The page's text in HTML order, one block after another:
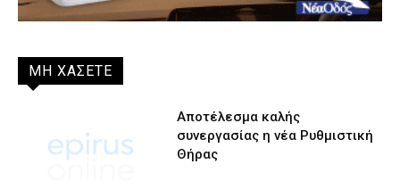
ΜΗ ΧΑΣΕΤΕ
Αποτέλεσμα καλής
συνεργασίας η νέα Ρυθμιστική
Θήρας